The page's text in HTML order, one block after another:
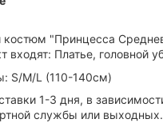
костюм "Принцесса
входят: Платье, головной
S/M/L (110-140см)
1-3 дня, в
службы или выходных.